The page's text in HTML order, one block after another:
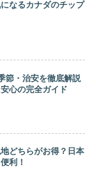
なるカナダのチップ
節・治安を徹底解説
心の完全ガイド
どちらがお得？日本
利！